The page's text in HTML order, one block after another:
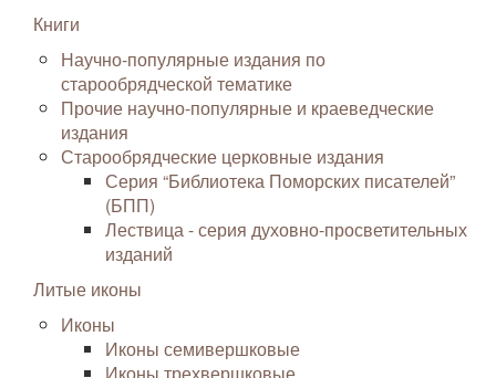
Книги
Научно-популярные издания по
старообрядческой тематике
Прочие научно-популярные и краеведческие
издания
Старообрядческие церковные издания
Серия “Библиотека Поморских писателей”
(БПП)
Лествица - серия духовно-просветительных
изданий
Литые иконы
Иконы
Иконы семивершковые